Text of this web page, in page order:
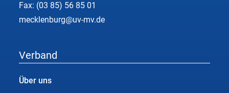
Fax: (03 85) 56 85 01
mecklenburg@uv-mv.de
Verband
Über uns